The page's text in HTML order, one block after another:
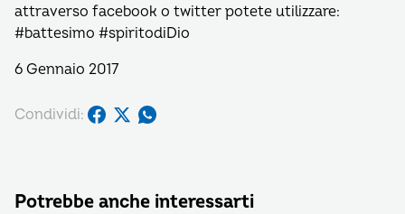
attraverso facebook o twitter potete utilizzare:
#battesimo #spiritodiDio
6 Gennaio 2017
Condividi:
Potrebbe anche interessarti